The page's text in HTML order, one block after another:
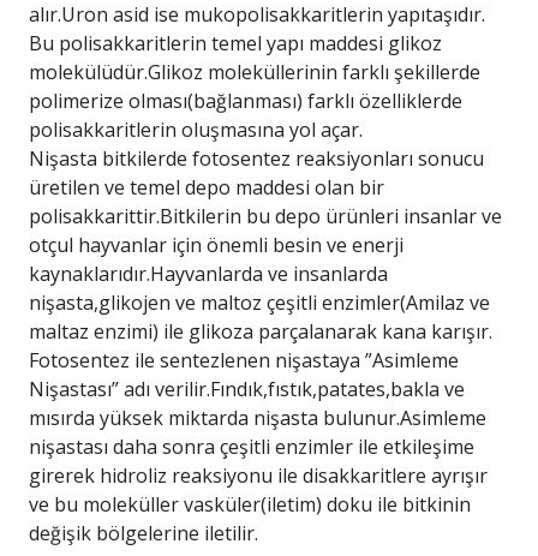
alır.Uron asid ise mukopolisakkaritlerin yapıtaşıdır.
Bu polisakkaritlerin temel yapı maddesi glikoz
molekülüdür.Glikoz moleküllerinin farklı şekillerde
polimerize olması(bağlanması) farklı özelliklerde
polisakkaritlerin oluşmasına yol açar.
Nişasta bitkilerde fotosentez reaksiyonları sonucu
üretilen ve temel depo maddesi olan bir
polisakkarittir.Bitkilerin bu depo ürünleri insanlar ve
otçul hayvanlar için önemli besin ve enerji
kaynaklarıdır.Hayvanlarda ve insanlarda
nişasta,glikojen ve maltoz çeşitli enzimler(Amilaz ve
maltaz enzimi) ile glikoza parçalanarak kana karışır.
Fotosentez ile sentezlenen nişastaya ”Asimleme
Nişastası” adı verilir.Fındık,fıstık,patates,bakla ve
mısırda yüksek miktarda nişasta bulunur.Asimleme
nişastası daha sonra çeşitli enzimler ile etkileşime
girerek hidroliz reaksiyonu ile disakkaritlere ayrışır
ve bu moleküller vasküler(iletim) doku ile bitkinin
değişik bölgelerine iletilir.